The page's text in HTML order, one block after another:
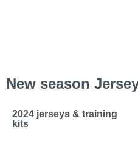
New season
2024 jerseys & training
kits